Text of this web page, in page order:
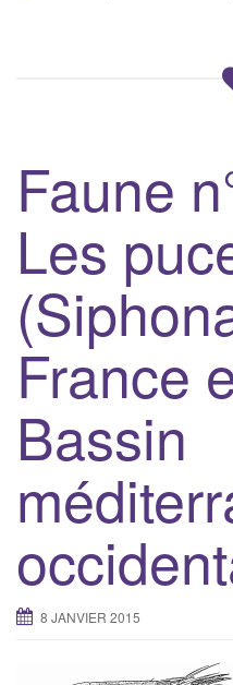
Faune
Les
France
Bassin
8 JANVIER 2015